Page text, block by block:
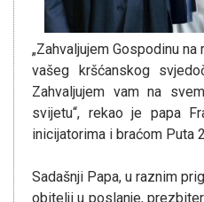
„Zahvaljujem Gospodinu
vašeg kršćanskog
Zahvaljujem vam na
svijetu“, rekao je papa
inicijatorima i braćom Puta
Sadašnji Papa, u raznim
obitelji u poslanje,